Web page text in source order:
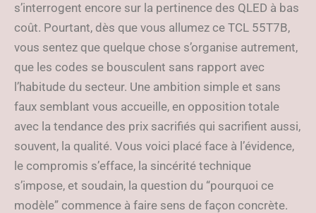
s’interrogent encore sur la pertinence des QLED à bas
coût. Pourtant, dès que vous allumez ce TCL 55T7B,
vous sentez que quelque chose s’organise autrement,
que les codes se bousculent sans rapport avec
l’habitude du secteur. Une ambition simple et sans
faux semblant vous accueille, en opposition totale
avec la tendance des prix sacrifiés qui sacrifient aussi,
souvent, la qualité. Vous voici placé face à l’évidence,
le compromis s’efface, la sincérité technique
s’impose, et soudain, la question du “pourquoi ce
modèle” commence à faire sens de façon concrète.